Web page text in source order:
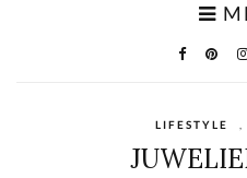
LIFESTYLE